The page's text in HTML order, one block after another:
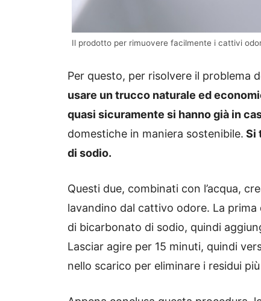
Il prodotto per rimuovere facilmente i cattivi
Per questo, per risolvere il problema
usare un trucco naturale ed
quasi sicuramente si hanno già in
domestiche in maniera sostenibile. Si
di sodio.
Questi due, combinati con l’acqua,
lavandino dal cattivo odore. La
di bicarbonato di sodio, quindi
Lasciar agire per 15 minuti, quindi
nello scarico per eliminare i residui